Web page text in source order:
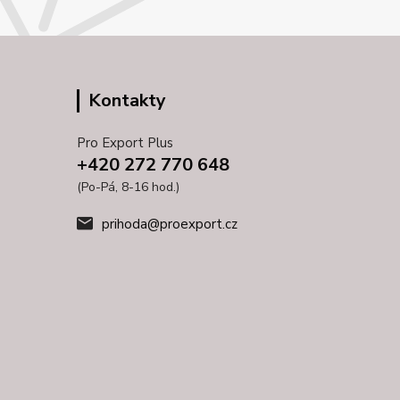
Kontakty
Pro Export Plus
+420 272 770 648
(Po-Pá, 8-16 hod.)
prihoda@proexport.cz